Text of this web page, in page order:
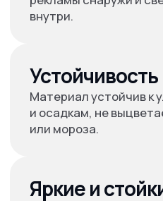
Оформите заявку на печать уже
+7